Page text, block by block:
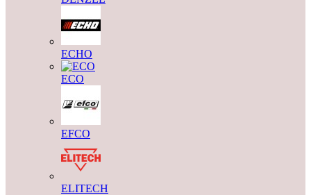
ECHO
ECO
EFCO
ELITECH